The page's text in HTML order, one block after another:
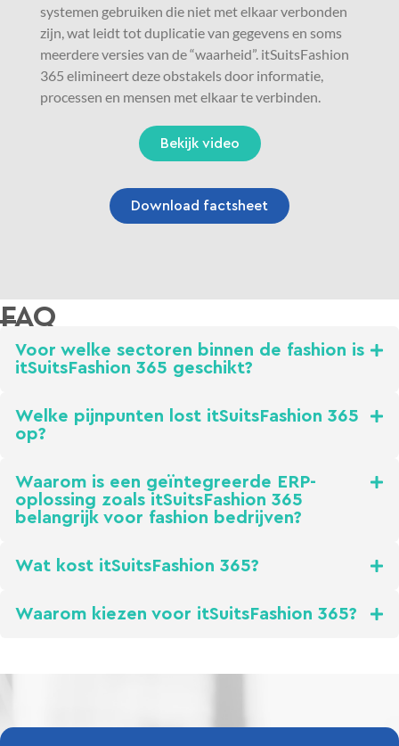
systemen gebruiken die niet met elkaar verbonden
zijn, wat leidt tot duplicatie van gegevens en soms
meerdere versies van de “waarheid”. itSuitsFashion
365 elimineert deze obstakels door informatie,
processen en mensen met elkaar te verbinden.
Bekijk video
Download factsheet
FAQ
Voor welke sectoren binnen de fashion is
itSuitsFashion 365 geschikt?
Welke pijnpunten lost itSuitsFashion 365
op?
Waarom is een geïntegreerde ERP-
oplossing zoals itSuitsFashion 365
belangrijk voor fashion bedrijven?
Wat kost itSuitsFashion 365?
Waarom kiezen voor itSuitsFashion 365?